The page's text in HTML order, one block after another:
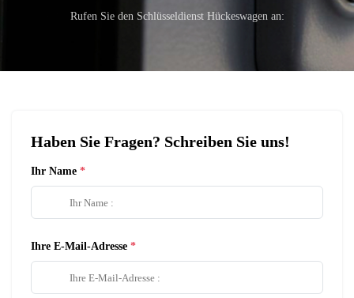
Rufen Sie den Schlüsseldienst Hückeswagen an:
Haben Sie Fragen? Schreiben Sie uns!
Ihr Name
Ihre E-Mail-Adresse